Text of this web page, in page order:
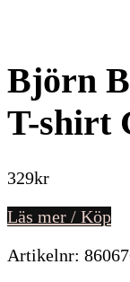
Björn
T-shirt
329kr
Läs mer / Köp
Artikelnr: